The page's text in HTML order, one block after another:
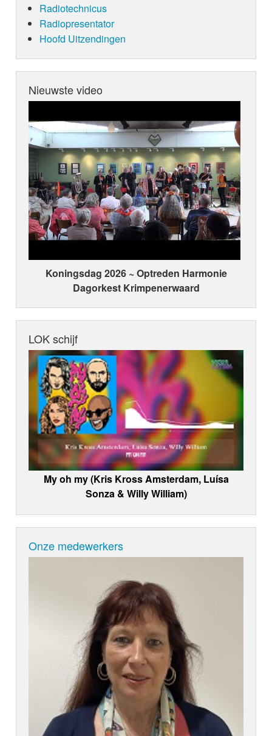
Radiotechnicus
Radiopresentator
Hoofd Uitzendingen
Nieuwste video
Koningsdag 2026 ~ Optreden Harmonie
Dagorkest Krimpenerwaard
LOK schijf
My oh my (Kris Kross Amsterdam, Luísa
Sonza & Willy William)
Onze medewerkers